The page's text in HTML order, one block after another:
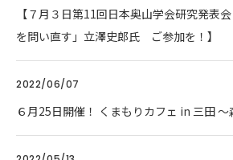
【７月３日第11回日本奥山学会研究発表
を問い直す」立澤史郎氏 ご参加を！】
2022/06/07
６月25日開催！ くまもりカフェ in 三田